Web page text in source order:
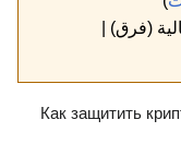
(فرق) |
Как защитить